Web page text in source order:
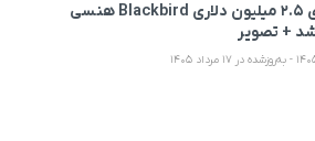
ابرخودروی ۲.۵ میلیون دلاری Blackbird هنسی
+ تصویر